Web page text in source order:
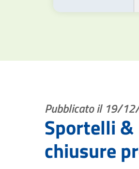
Pubblicato il 19/
Sportelli &
chiusure